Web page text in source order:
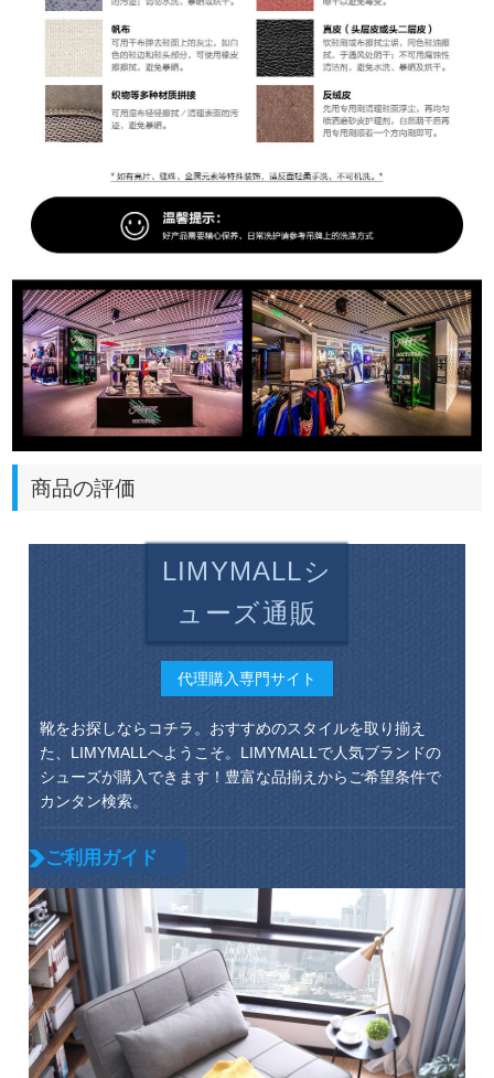
商品の評価
LIMYMALLシ
ューズ通販
代理購入専門サイト
靴をお探しならコチラ。おすすめのスタイルを取り揃え
た、LIMYMALLへようこそ。LIMYMALLで人気ブランドの
シューズが購入できます！豊富な品揃えからご希望条件で
カンタン検索。
ご利用ガイド